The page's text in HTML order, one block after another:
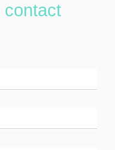
contact